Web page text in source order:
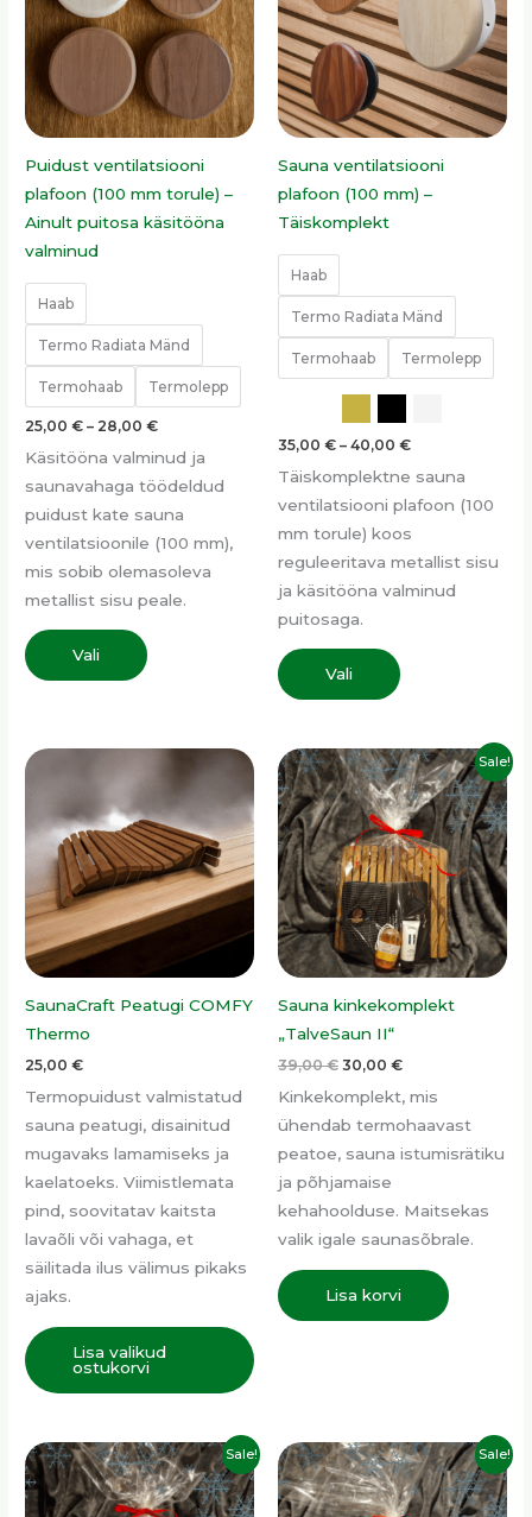
Puidust ventilatsiooni
plafoon (100 mm torule) –
Ainult puitosa käsitööna
valminud
Haab
Termo Radiata Mänd
Termohaab Termolepp
25,00€ – 28,00€
Käsitööna valminud ja
saunavahaga töödeldud
puidust kate sauna
ventilatsioonile (100 mm),
mis sobib olemasoleva
metallist sisu peale.
Vali
mitu
varianti.
Valikuid
saab
teha
Sauna ventilatsiooni
plafoon (100 mm) –
Täiskomplekt
Haab
Termo Radiata Mänd
Termohaab Termolepp
35,00 € – 40,00 €
Täiskomplektne sauna
ventilatsiooni plafoon (100
mm torule) koos
reguleeritava metallist sisu
ja käsitööna valminud
puitosaga.
Vali
varianti.
Valikuid
saab
teha
SaunaCraft Peatugi COMFY
Thermo
25,00€
Termopuidust valmistatud
sauna peatugi, disainitud
mugavaks lamamiseks ja
kaelatoeks. Viimistlemata
pind, soovitatav kaitsta
lavaõli või vahaga, et
säilitada ilus välimus pikaks
ajaks.
Lisa valikud
ostukorvi
Sale!
Sauna kinkekomplekt
„TalveSaun II“
39,00€
Algne
hind
oli:
39,00 €.
30,00 €
Praegune
hind
on:
30,00 €.
Kinkekomplekt, mis
ühendab termohaavast
peatoe, sauna istumisrätiku
ja põhjamaise
kehahoolduse. Maitsekas
valik igale saunasõbrale.
Lisa korvi
Sale!
Algne
hind
oli:
32,00 €.
Praegune
hind
on:
28,00 €.
Sale!
Algne
hind
oli:
39,00 €.
Praegune
hind
on:
30,00 €.